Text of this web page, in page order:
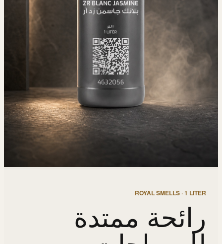
ROYAL SMELLS · 1 LITER
رائحة ممتدة